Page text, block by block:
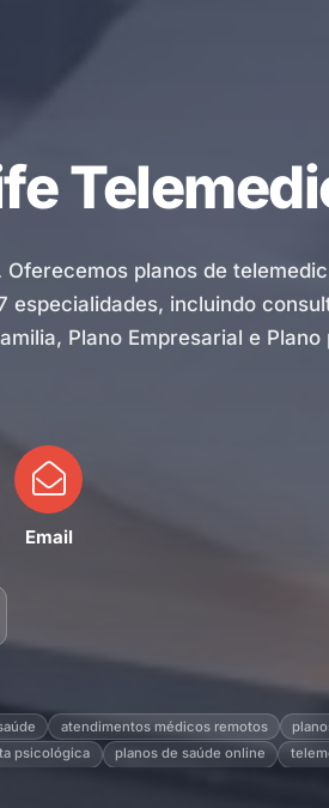
Oferecemos planos de
especialidades, incluindo
Plano Empresarial e
Email
atendimentos médicos remotos
psicológica planos de saúde online